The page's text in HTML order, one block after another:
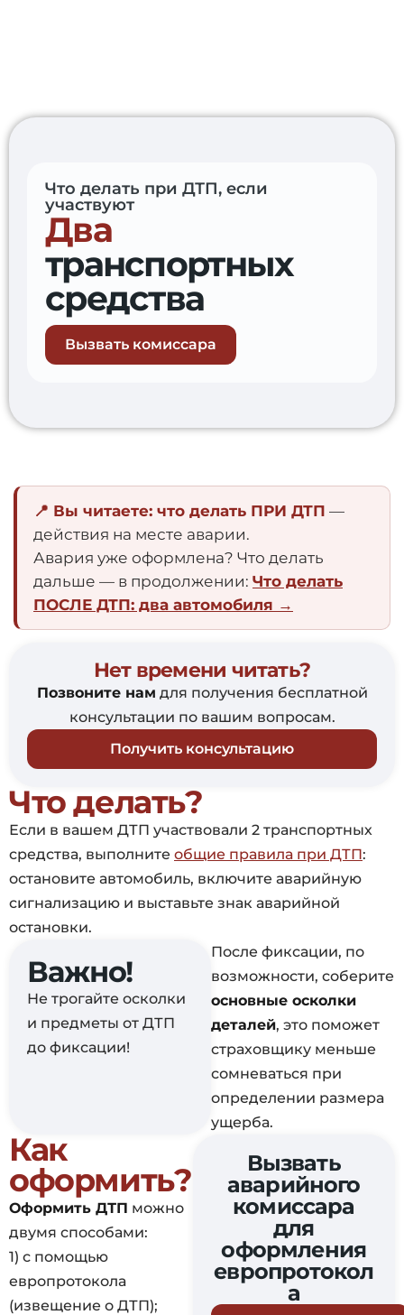
Что делать при ДТП, если
участвуют
Два
транспортных
средства
Вызвать комиссара
📍 Вы читаете: что делать ПРИ ДТП —
действия на месте аварии.
Авария уже оформлена? Что делать
дальше — в продолжении: Что делать
ПОСЛЕ ДТП: два автомобиля →
Что делать?
Если в вашем ДТП участвовали 2 транспортных
средства, выполните общие правила при ДТП:
остановите автомобиль, включите аварийную
сигнализацию и выставьте знак аварийной
остановки.
Важно!
Не трогайте осколки
и предметы от ДТП
до фиксации!
После фиксации, по
возможности, соберите
основные осколки
деталей, это поможет
страховщику меньше
сомневаться при
определении размера
ущерба.
Как
оформить?
Оформить ДТП можно
двумя способами:
1) с помощью
европротокола
(извещение о ДТП);
Вызвать
аварийного
комиссара
для
оформления
европротокол
а
Нет времени читать?
Позвоните нам для получения бесплатной
консультации по вашим вопросам.
Получить консультацию